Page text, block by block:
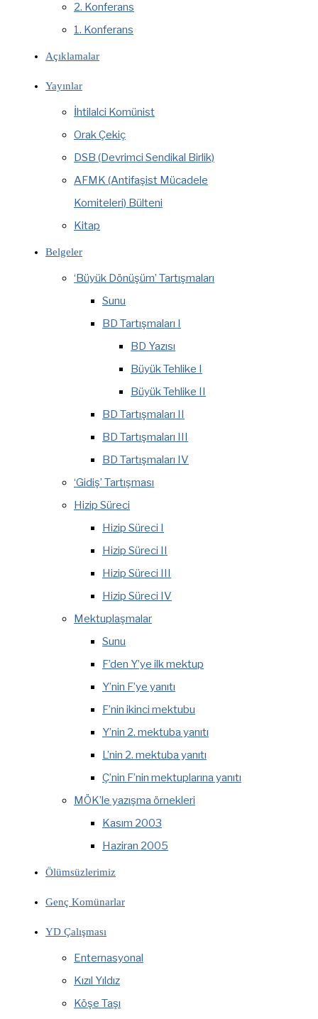
2. Konferans
1. Konferans
Açıklamalar
Yayınlar
İhtilalci Komünist
Orak Çekiç
DSB (Devrimci Sendikal Birlik)
AFMK (Antifaşist Mücadele
Komiteleri) Bülteni
Kitap
Belgeler
‘Büyük Dönüşüm’ Tartışmaları
Sunu
BD Tartışmaları I
BD Yazısı
Büyük Tehlike I
Büyük Tehlike II
BD Tartışmaları II
BD Tartışmaları III
BD Tartışmaları IV
‘Gidiş’ Tartışması
Hizip Süreci
Hizip Süreci I
Hizip Süreci II
Hizip Süreci III
Hizip Süreci IV
Mektuplaşmalar
Sunu
F’den Y’ye ilk mektup
Y’nin F’ye yanıtı
F’nin ikinci mektubu
Y’nin 2. mektuba yanıtı
L’nin 2. mektuba yanıtı
Ç’nin F’nin mektuplarına yanıtı
MÖK’le yazışma örnekleri
Kasım 2003
Haziran 2005
Ölümsüzlerimiz
Genç Komünarlar
YD Çalışması
Enternasyonal
Kızıl Yıldız
Köşe Taşı